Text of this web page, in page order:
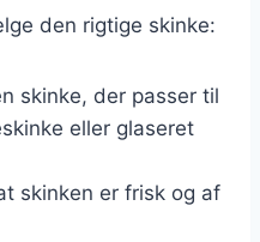
den rigtige skinke:
skinke, der passer til
eller glaseret
skinken er frisk og af